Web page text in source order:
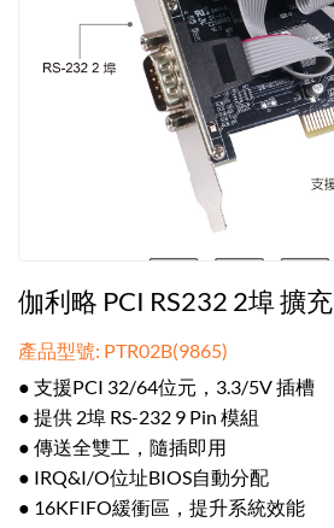
伽利略 PCI RS232 2埠 擴充
產品型號: PTR02B(9865)
● 支援PCI 32/64位元，3.3/5V 插槽
● 提供 2埠 RS-232 9 Pin 模組
● 傳送全雙工，隨插即用
● IRQ&I/O位址BIOS自動分配
● 16KFIFO緩衝區，提升系統效能